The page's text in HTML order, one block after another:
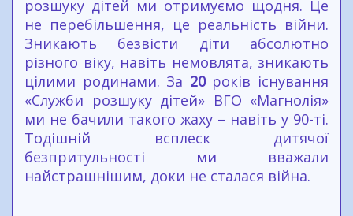
розшуку дітей ми отримуємо щодня. Це
не перебільшення, це реальність війни.
Зникають безвісти діти абсолютно
різного віку, навіть немовлята, зникають
цілими родинами. За 20років існування
«Служби розшуку дітей» ВГО «Магнолія»
ми не бачили такого жаху – навіть у 90-ті.
Тодішній всплеск дитячої
безпритульності ми вважали
найстрашнішим, доки не сталася війна.